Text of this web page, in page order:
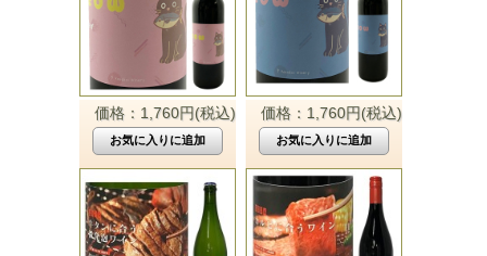
価格：1,760円(税込) 価格：1,760円(税込)